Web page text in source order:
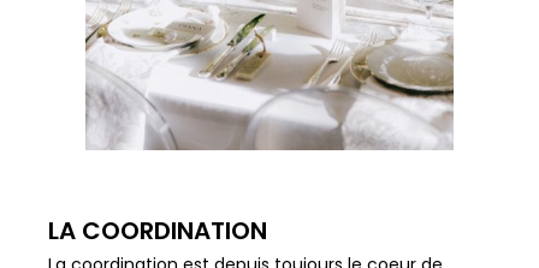
LA COORDINATION